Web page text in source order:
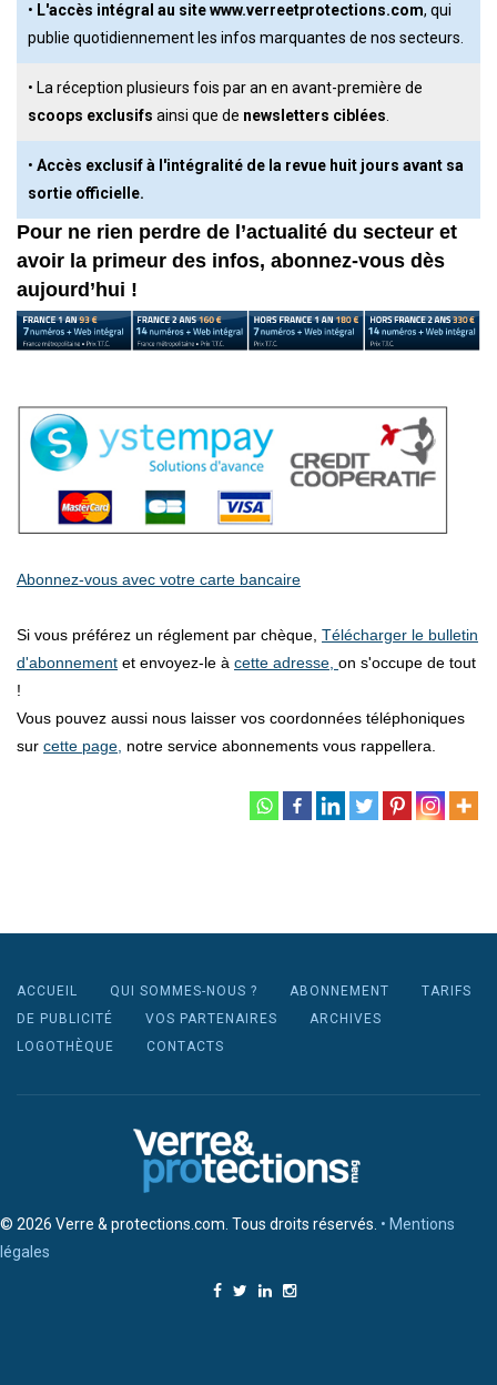
• L'accès intégral au site www.verreetprotections.com, qui
publie quotidiennement les infos marquantes de nos secteurs.
• La réception plusieurs fois par an en avant-première de
scoops exclusifs ainsi que de newsletters ciblées
• Accès exclusif à l'intégralité de la revue huit jours avant sa
sortie officielle.
Pour ne rien perdre de l’actualité du secteur et
avoir la primeur des infos, abonnez-vous dès
aujourd’hui !
Abonnez-vous avec votre carte bancaire
Si vous préférez un réglement par chèque, Télécharger le bulletin
d'abonnement et envoyez-le à cette adresse, on s'occupe de tout
!
Vous pouvez aussi nous laisser vos coordonnées téléphoniques
sur cette page, notre service abonnements vous rappellera.
ACCUEIL QUI SOMMES-NOUS ? ABONNEMENT
TARIFS
DE PUBLICITÉ
VOS PARTENAIRES
ARCHIVES
LOGOTHÈQUE
CONTACTS
© 2026 Verre & protections.com. Tous droits réservés. • Mentions
légales